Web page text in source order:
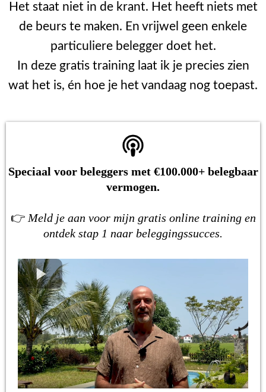
Het staat niet in de krant. Het heeft niets met
de beurs te maken. En vrijwel geen enkele
particuliere belegger doet het.
In deze gratis training laat ik je precies zien
wat het is, én hoe je het vandaag nog toepast.
Speciaal voor beleggers met €100.000+ belegbaar
vermogen.
👉 Meld je aan voor mijn gratis online training en
ontdek stap 1 naar beleggingssucces.